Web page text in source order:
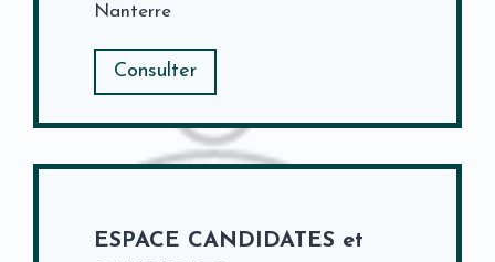
Nanterre
Consulter
ESPACE CANDIDATES et